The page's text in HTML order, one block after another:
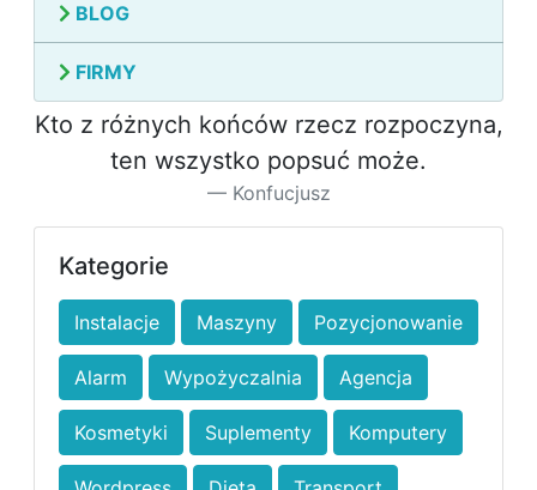
BLOG
FIRMY
Kto z różnych końców rzecz rozpoczyna,
ten wszystko popsuć może.
Konfucjusz
Kategorie
Instalacje Maszyny Pozycjonowanie
Alarm Wypożyczalnia Agencja
Kosmetyki Suplementy Komputery